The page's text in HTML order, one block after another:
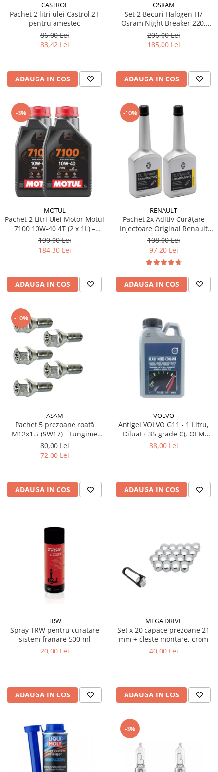
CASTROL
Pachet 2 litri ulei Castrol 2T
pentru amestec
86,00 Lei
83,42 Lei
ADAUGA IN COS
OSRAM
Set 2 Becuri Halogen H7
Osram Night Breaker 220,
+220% Mai Multa Lumina,
Fascicul 150m, 12V, 55W,
PX26d, Next Generation
206,00 Lei
185,00 Lei
ADAUGA IN COS
-3%
MOTUL
Pachet 2 Litri Ulei Motor Motul
7100 10W-40 4T (2 x 1L) –
100% Sintetic, API SP, JASO
MA2
190,00 Lei
184,30 Lei
ADAUGA IN COS
-10%
RENAULT
Pachet 2x Aditiv Curățare
Injectoare Original Renault
DCI Dynamic, 250ml
108,00 Lei
97,20 Lei
ADAUGA IN COS
-10%
ASAM
Pachet 5 prezoane roată
M12x1.5 (SW17) - Lungime
47.5 mm, pentru jantă aliaj și
oțel
80,00 Lei
72,00 Lei
ADAUGA IN COS
VOLVO
Antigel VOLVO G11 - 1 Litru,
Diluat (-35 grade C), OEM
(Culoare Verde)
38,00 Lei
ADAUGA IN COS
TRW
Spray TRW pentru curatare
sistem franare 500 ml
20,00 Lei
ADAUGA IN COS
MEGA DRIVE
Set x 20 capace prezoane 21
mm + cleste montare, crom
40,00 Lei
ADAUGA IN COS
-3%